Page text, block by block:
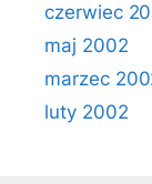
czerwiec
maj 2002
marzec
luty 2002